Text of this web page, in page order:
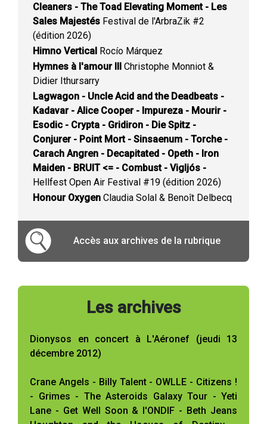
Cleaners - The Toad Elevating Moment - Les
Sales Majestés Festival de l'ArbraZik #2
(édition 2026)
Himno Vertical Rocío Márquez
Hymnes à l'amour III Christophe Monniot &
Didier Ithursarry
Lagwagon - Uncle Acid and the Deadbeats -
Kadavar - Alice Cooper - Impureza - Mourir -
Esodic - Crypta - Gridiron - Die Spitz -
Conjurer - Point Mort - Sinsaenum - Torche -
Carach Angren - Decapitated - Opeth - Iron
Maiden - BRUIT <= - Combust - Vigljós -
Hellfest Open Air Festival #19 (édition 2026)
Honour Oxygen Claudia Solal & Benoît Delbecq
Accès aux archives de la rubrique
Les archives
Dionysos en concert à L'Aéronef (jeudi 13
décembre 2012)
Crane Angels - Billy Talent - OWLLE - Citizens !
- Grimes - The Asteroids Galaxy Tour - Yeti
Lane - Get Well Soon & l'ONDIF - Beth Jeans